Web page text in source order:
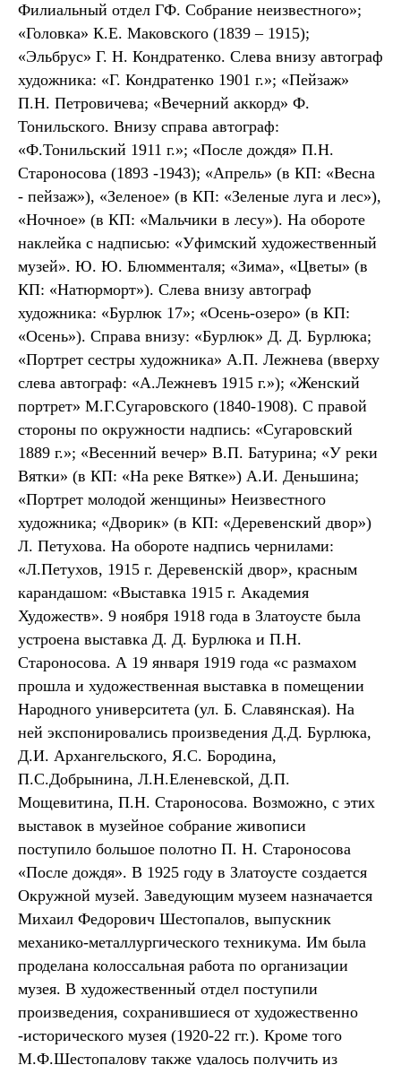
Филиальный отдел ГФ. Собрание неизвестного»;
«Головка» К.Е. Маковского (1839 – 1915);
«Эльбрус» Г. Н. Кондратенко. Слева внизу автограф
художника: «Г. Кондратенко 1901 г.»; «Пейзаж»
П.Н. Петровичева; «Вечерний аккорд» Ф.
Тонильского. Внизу справа автограф:
«Ф.Тонильский 1911 г.»; «После дождя» П.Н.
Староносова (1893 -1943); «Апрель» (в КП: «Весна
- пейзаж»), «Зеленое» (в КП: «Зеленые луга и лес»),
«Ночное» (в КП: «Мальчики в лесу»). На обороте
наклейка с надписью: «Уфимский художественный
музей». Ю. Ю. Блюмменталя; «Зима», «Цветы» (в
КП: «Натюрморт»). Слева внизу автограф
художника: «Бурлюк 17»; «Осень-озеро» (в КП:
«Осень»). Справа внизу: «Бурлюк» Д. Д. Бурлюка;
«Портрет сестры художника» А.П. Лежнева (вверху
слева автограф: «А.Лежневъ 1915 г.»); «Женский
портрет» М.Г.Сугаровского (1840-1908). С правой
стороны по окружности надпись: «Сугаровский
1889 г.»; «Весенний вечер» В.П. Батурина; «У реки
Вятки» (в КП: «На реке Вятке») А.И. Деньшина;
«Портрет молодой женщины» Неизвестного
художника; «Дворик» (в КП: «Деревенский двор»)
Л. Петухова. На обороте надпись чернилами:
«Л.Петухов, 1915 г. Деревенскiй двор», красным
карандашом: «Выставка 1915 г. Академия
Художеств». 9 ноября 1918 года в Златоусте была
устроена выставка Д. Д. Бурлюка и П.Н.
Староносова. А 19 января 1919 года «с размахом
прошла и художественная выставка в помещении
Народного университета (ул. Б. Славянская). На
ней экспонировались произведения Д.Д. Бурлюка,
Д.И. Архангельского, Я.С. Бородина,
П.С.Добрынина, Л.Н.Еленевской, Д.П.
Мощевитина, П.Н. Староносова. Возможно, с этих
выставок в музейное собрание живописи
поступило большое полотно П. Н. Староносова
«После дождя». В 1925 году в Златоусте создается
Окружной музей. Заведующим музеем назначается
Михаил Федорович Шестопалов, выпускник
механико-металлургического техникума. Им была
проделана колоссальная работа по организации
музея. В художественный отдел поступили
произведения, сохранившиеся от художественно
-исторического музея (1920-22 гг.). Кроме того
М.Ф.Шестопалову также удалось получить из